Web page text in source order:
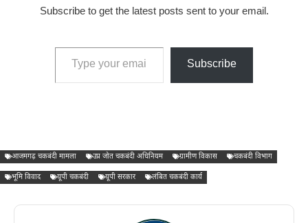
Subscribe to get the latest posts sent to your email.
Type your email…
Subscribe
आजमगढ़ चकबंदी मामला उप्र जोत चकबंदी अधिनियम ग्रामीण विकास चकबंदी विभाग
भूमि विवाद यूपी चकबंदी यूपी सरकार लंबित चकबंदी कार्य